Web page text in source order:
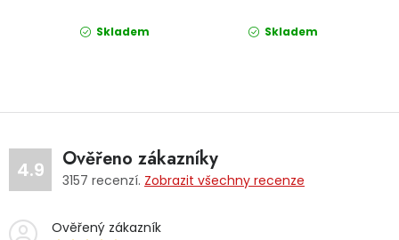
Skladem Skladem
4.9 Ověřeno zákazníky
3157 recenzí. Zobrazit všechny recenze
Ověřený zákazník